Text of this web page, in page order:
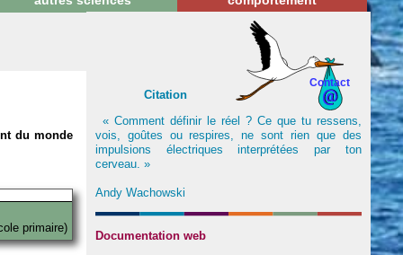
du monde
primaire)
Contact
Citation
« Comment définir le réel ? Ce que tu ressens,
vois, goûtes ou respires, ne sont rien que des
impulsions électriques interprétées par ton
cerveau. »
Andy Wachowski
Documentation web